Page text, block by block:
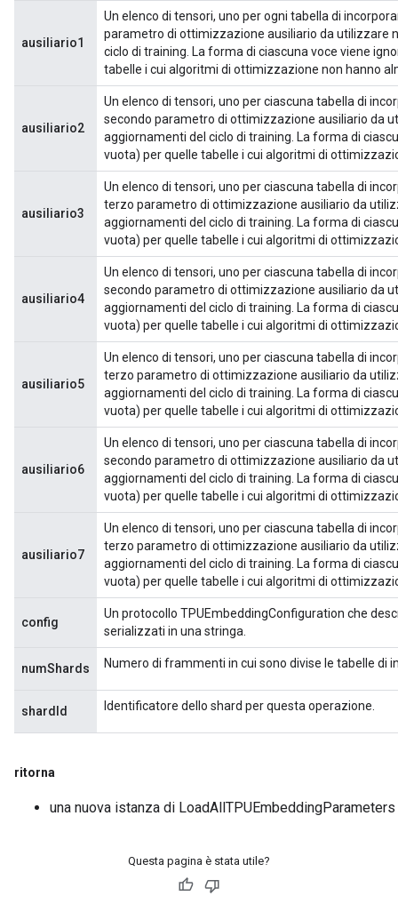
ausiliario1
Un elenco di tensori, uno per ogni tabella di
parametro di ottimizzazione ausiliario da utilizzare
ciclo di training. La forma di ciascuna voce viene
tabelle i cui algoritmi di ottimizzazione non hanno
ausiliario2
Un elenco di tensori, uno per ciascuna tabella di
secondo parametro di ottimizzazione ausiliario da
aggiornamenti del ciclo di training. La forma di
vuota) per quelle tabelle i cui algoritmi di
ausiliario3
Un elenco di tensori, uno per ciascuna tabella di
terzo parametro di ottimizzazione ausiliario da
aggiornamenti del ciclo di training. La forma di
vuota) per quelle tabelle i cui algoritmi di
ausiliario4
Un elenco di tensori, uno per ciascuna tabella di
secondo parametro di ottimizzazione ausiliario da
aggiornamenti del ciclo di training. La forma di
vuota) per quelle tabelle i cui algoritmi di
ausiliario5
Un elenco di tensori, uno per ciascuna tabella di
terzo parametro di ottimizzazione ausiliario da
aggiornamenti del ciclo di training. La forma di
vuota) per quelle tabelle i cui algoritmi di
ausiliario6
Un elenco di tensori, uno per ciascuna tabella di
secondo parametro di ottimizzazione ausiliario da
aggiornamenti del ciclo di training. La forma di
vuota) per quelle tabelle i cui algoritmi di
ausiliario7
Un elenco di tensori, uno per ciascuna tabella di
terzo parametro di ottimizzazione ausiliario da
aggiornamenti del ciclo di training. La forma di
vuota) per quelle tabelle i cui algoritmi di
config
Un protocollo TPUEmbeddingConfiguration che
serializzati in una stringa.
numShards Numero di frammenti in cui sono divise le tabelle di
shardId Identificatore dello shard per questa operazione.
ritorna
una nuova istanza di LoadAllTPUEmbeddingParameters
Questa pagina è stata utile?